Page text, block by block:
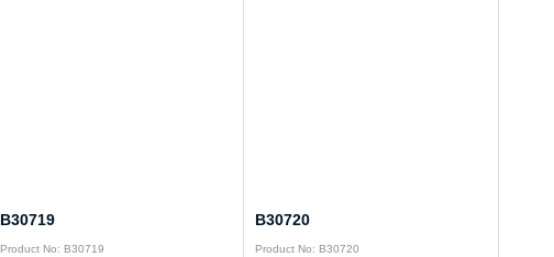
B30719
Product No: B30719
B30720
Product No: B30720